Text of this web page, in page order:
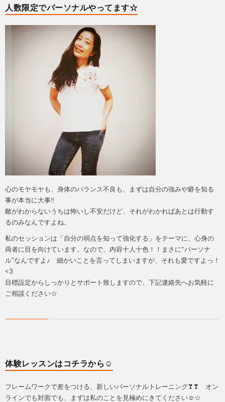
人数限定でパーソナルやってます☆
心のモヤモヤも、身体のバランス不良も、まずは自分の強みや癖を知る
事が本当に大事‼
敵がわからないうちは怖いし不安だけど、それがわかればあとは行動す
るのみなんですよね。
私のセッションは「自分の弱点を知って強化する」をテーマに、心身の
両者に目を向けています。なので、内容十人十色！！まさに‟パーソナ
ル”なんですよ♪ 細かいことを言ってしまいますが、それも愛ですよっ！
<3
目標設定からしっかりとサポート致しますので、下記連絡先へお気軽に
ご相談ください☆
体験レッスンはコチラから☺
フレームワークで差をつける、新しいパーソナルトレーニング❣❣ オン
ラインでも対面でも、まずは私のことを見極めにきてください☺☆